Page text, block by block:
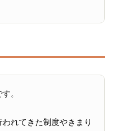
。
れてきた制度やきまり